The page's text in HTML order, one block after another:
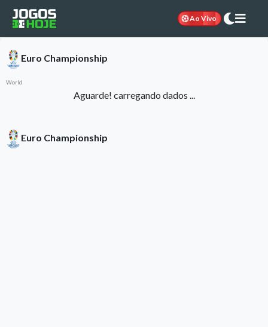
Ao Vivo
Euro Championship
World
Aguarde! carregando dados ...
Euro Championship